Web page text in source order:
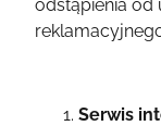
odstąpienia od
Serwis